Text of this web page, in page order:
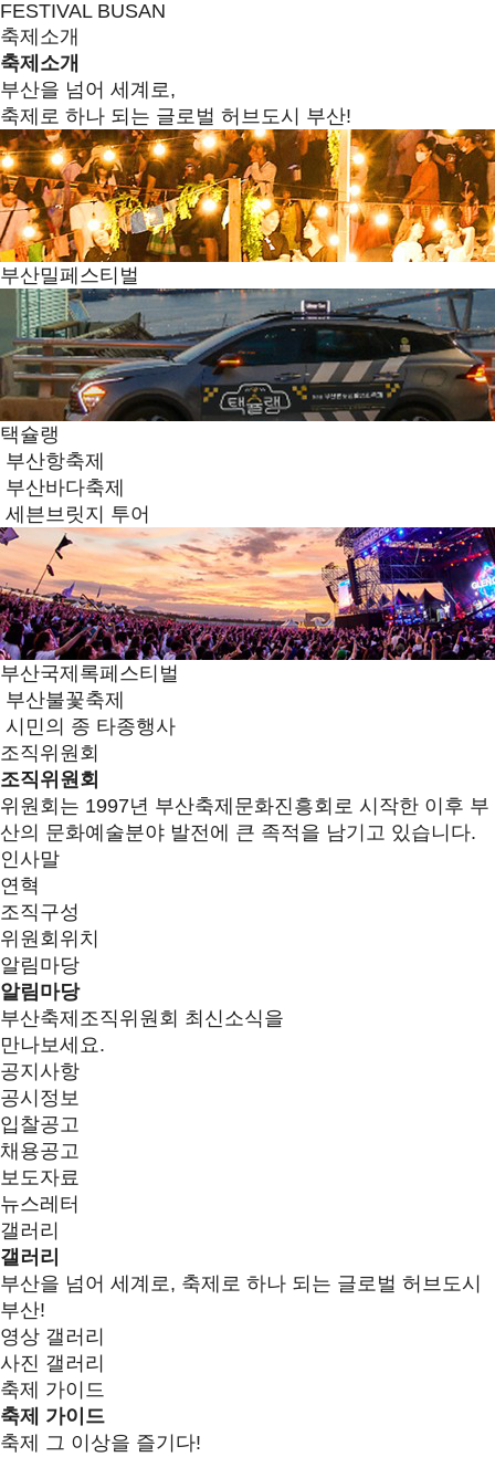
FESTIVAL BUSAN
축제소개
축제소개
부산을 넘어 세계로,
축제로 하나 되는 글로벌 허브도시 부산!
부산밀페스티벌
택슐랭
부산항축제
부산바다축제
세븐브릿지 투어
부산국제록페스티벌
부산불꽃축제
시민의 종 타종행사
조직위원회
조직위원회
위원회는 1997년 부산축제문화진흥회로 시작한 이후 부
산의 문화예술분야 발전에 큰 족적을 남기고 있습니다.
인사말
연혁
조직구성
위원회위치
알림마당
알림마당
부산축제조직위원회 최신소식을
만나보세요.
공지사항
공시정보
입찰공고
채용공고
보도자료
뉴스레터
갤러리
갤러리
부산을 넘어 세계로, 축제로 하나 되는 글로벌 허브도시
부산!
영상 갤러리
사진 갤러리
축제 가이드
축제 가이드
축제 그 이상을 즐기다!